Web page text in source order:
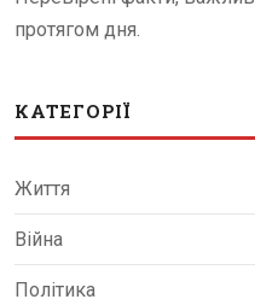
протягом дня.
КАТЕГОРІЇ
Життя
Війна
Політика